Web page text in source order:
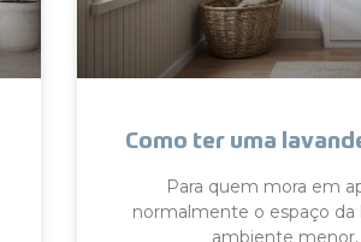
Como ter uma
Para quem mora em
normalmente o espaço da
ambiente